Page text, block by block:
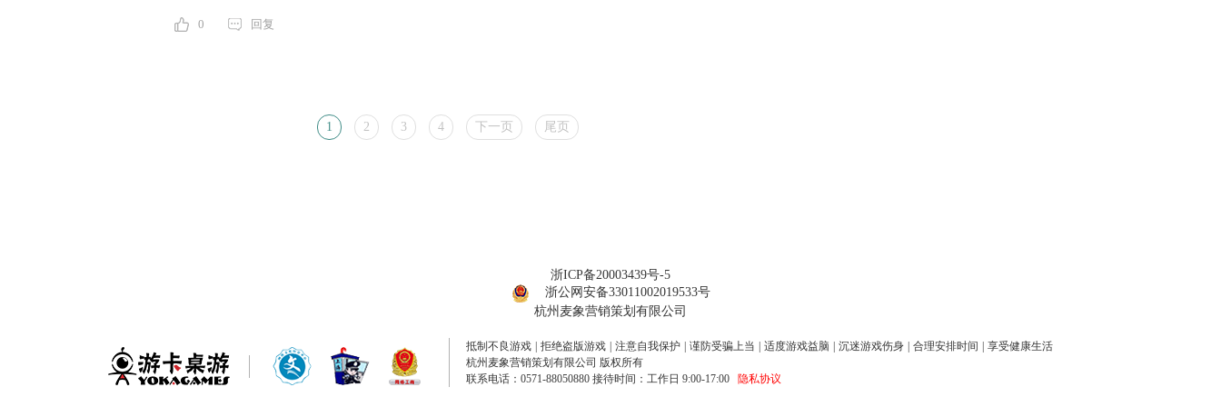
0 回复
1 2 3 4 下一页 尾页
浙ICP备20003439号-5
浙公网安备33011002019533号
杭州麦象营销策划有限公司
抵制不良游戏 拒绝盗版游戏 注意自我保护 谨防受骗上当 适度游戏益脑 沉迷游戏伤身 合理安排时间
享受健康生活
杭州麦象营销策划有限公司 版权所有
联系电话：0571-88050880 接待时间：工作日 9:00-17:00
隐私协议